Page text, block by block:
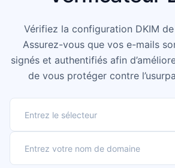
Vérifiez la configuration DKIM
Assurez-vous que vos e-mails
signés et authentifiés afin
de vous protéger contre